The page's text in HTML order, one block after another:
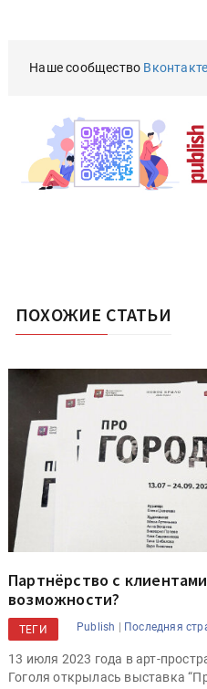
Наше сообщество Вконтакте
ПОХОЖИЕ СТАТЬИ
Партнёрство с
возможности?
ТЕГИ Publish | Последняя
13 июля 2023 года в арт-
Гоголя открылась выставка